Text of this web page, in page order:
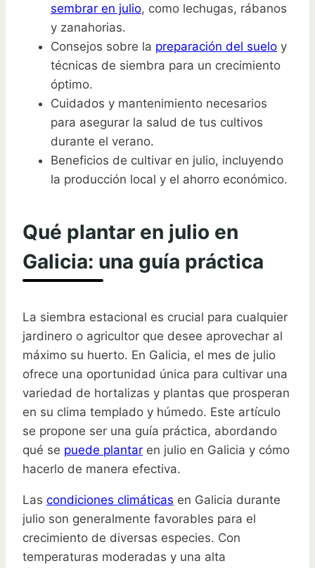
sembrar en julio, como lechugas, rábanos
y zanahorias.
Consejos sobre la preparación del suelo y
técnicas de siembra para un crecimiento
óptimo.
Cuidados y mantenimiento necesarios
para asegurar la salud de tus cultivos
durante el verano.
Beneficios de cultivar en julio, incluyendo
la producción local y el ahorro económico.
Qué plantar en julio en
Galicia: una guía práctica
La siembra estacional es crucial para cualquier
jardinero o agricultor que desee aprovechar al
máximo su huerto. En Galicia, el mes de julio
ofrece una oportunidad única para cultivar una
variedad de hortalizas y plantas que prosperan
en su clima templado y húmedo. Este artículo
se propone ser una guía práctica, abordando
qué se puede plantar en julio en Galicia y cómo
hacerlo de manera efectiva.
Las condiciones climáticas en Galicia durante
julio son generalmente favorables para el
crecimiento de diversas especies. Con
temperaturas moderadas y una alta